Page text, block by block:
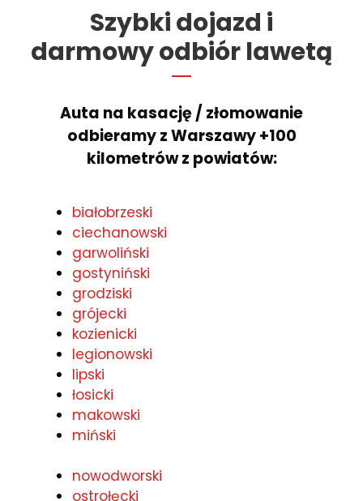
Szybki dojazd i
darmowy odbiór lawetą
Auta na kasację / złomowanie
odbieramy z Warszawy +100
kilometrów z powiatów:
białobrzeski
ciechanowski
garwoliński
gostyniński
grodziski
grójecki
kozienicki
legionowski
lipski
łosicki
makowski
miński
nowodworski
ostrołęcki